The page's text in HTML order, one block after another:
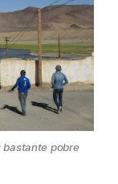
bastante pobre